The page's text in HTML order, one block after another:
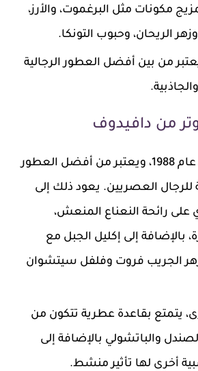
مكونات مثل البرغموت، والأرز،
الريحان، وحبوب التونكا.
من بين أفضل العطور الرجالية
من دافيدوف
تم إطلاقه في عام 1988، ويعتبر من أفضل العطور
للرجال العصريين. يعود ذلك إلى
على رائحة النعناع المنعش،
بالإضافة إلى إكليل الجبل مع
الجريب فروت وفلفل سيتشوان
يتمتع بقاعدة عطرية تتكون من
والباتشولي بالإضافة إلى
أخرى لها تأثير منشط.